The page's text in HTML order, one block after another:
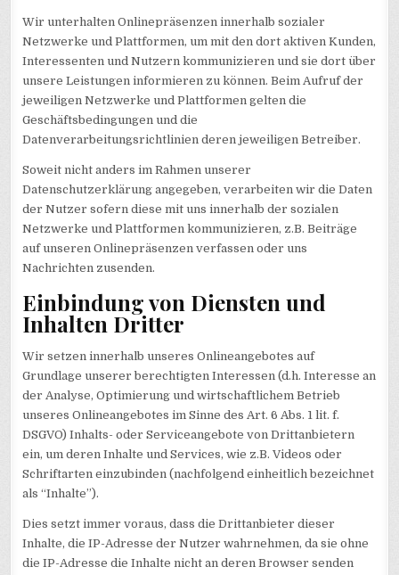
Wir unterhalten Onlinepräsenzen innerhalb sozialer
Netzwerke und Plattformen, um mit den dort aktiven Kunden,
Interessenten und Nutzern kommunizieren und sie dort über
unsere Leistungen informieren zu können. Beim Aufruf der
jeweiligen Netzwerke und Plattformen gelten die
Geschäftsbedingungen und die
Datenverarbeitungsrichtlinien deren jeweiligen Betreiber.
Soweit nicht anders im Rahmen unserer
Datenschutzerklärung angegeben, verarbeiten wir die Daten
der Nutzer sofern diese mit uns innerhalb der sozialen
Netzwerke und Plattformen kommunizieren, z.B. Beiträge
auf unseren Onlinepräsenzen verfassen oder uns
Nachrichten zusenden.
Einbindung von Diensten und
Inhalten Dritter
Wir setzen innerhalb unseres Onlineangebotes auf
Grundlage unserer berechtigten Interessen (d.h. Interesse an
der Analyse, Optimierung und wirtschaftlichem Betrieb
unseres Onlineangebotes im Sinne des Art. 6 Abs. 1 lit. f.
DSGVO) Inhalts- oder Serviceangebote von Drittanbietern
ein, um deren Inhalte und Services, wie z.B. Videos oder
Schriftarten einzubinden (nachfolgend einheitlich bezeichnet
als “Inhalte”).
Dies setzt immer voraus, dass die Drittanbieter dieser
Inhalte, die IP-Adresse der Nutzer wahrnehmen, da sie ohne
die IP-Adresse die Inhalte nicht an deren Browser senden